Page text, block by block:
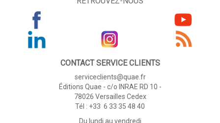
CONTACT SERVICE CLIENTS
serviceclients@quae.fr
Éditions Quae - c/o INRAE RD 10 -
78026 Versailles Cedex
Tél : +33 6 33 35 48 40
Du lundi au vendredi